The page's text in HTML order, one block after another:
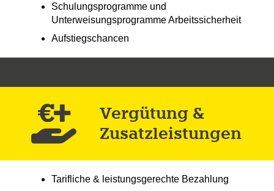
Schulungsprogramme und
Unterweisungsprogramme Arbeitssicherheit
Aufstiegschancen
Vergütung &
Zusatz­leistungen
Tarifliche & leistungsgerechte Bezahlung